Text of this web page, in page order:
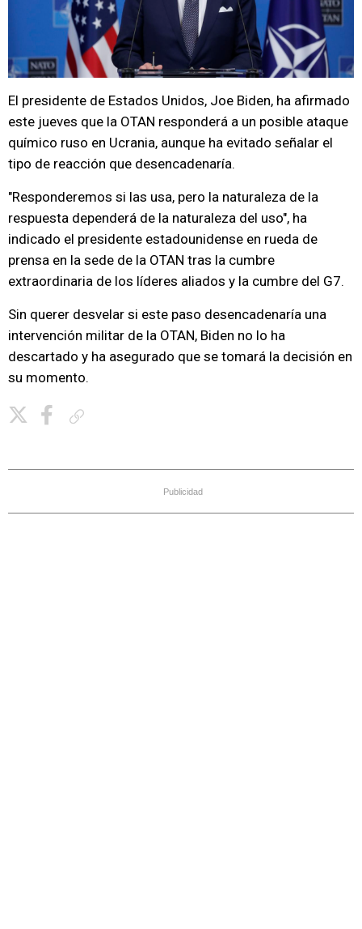
El presidente de Estados Unidos, Joe Biden, ha afirmado
este jueves que la OTAN responderá a un posible ataque
químico ruso en Ucrania, aunque ha evitado señalar el
tipo de reacción que desencadenaría.
"Responderemos si las usa, pero la naturaleza de la
respuesta dependerá de la naturaleza del uso", ha
indicado el presidente estadounidense en rueda de
prensa en la sede de la OTAN tras la cumbre
extraordinaria de los líderes aliados y la cumbre del G7.
Sin querer desvelar si este paso desencadenaría una
intervención militar de la OTAN, Biden no lo ha
descartado y ha asegurado que se tomará la decisión en
su momento.
Publicidad